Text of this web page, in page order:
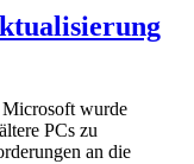
Microsoft wurde
PCs zu
an die